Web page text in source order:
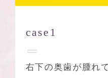
case1
右下の奥歯が腫れ